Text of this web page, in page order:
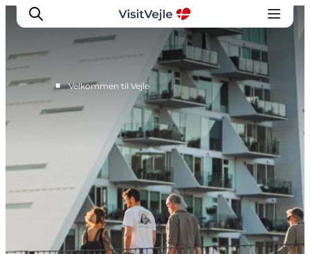
Oplevelser
Planlæg dit besøg
Inspiration
■ Velkommen til Vejle